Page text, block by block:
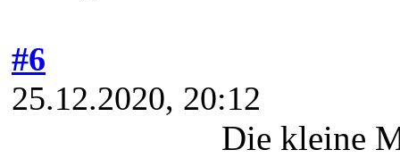
#6
25.12.2020, 20:12
Die kleine